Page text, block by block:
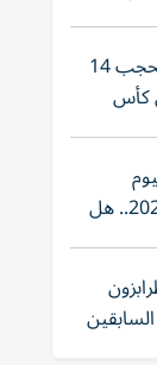
«الاقتصاد والسياحة» تحجب 14
كأس
الخميس 6 أغسطس 2026.. هل